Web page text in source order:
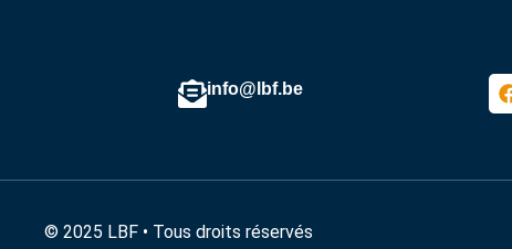
info@lbf.be
© 2025 LBF • Tous droits réservés